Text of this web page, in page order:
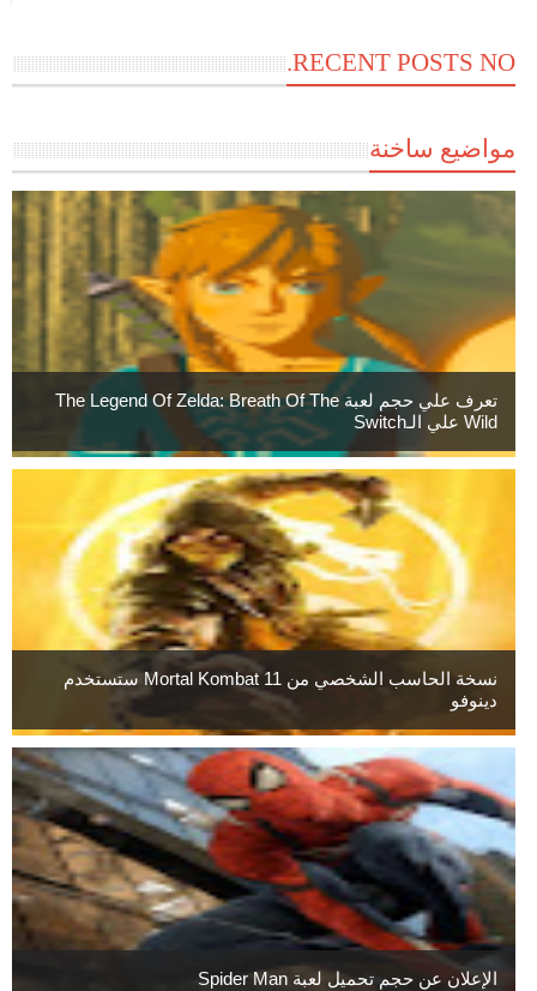
RECENT POSTS NO.
مواضيع ساخنة
تعرف علي حجم لعبة The Legend Of Zelda: Breath Of The
Wild علي الـSwitch
نسخة الحاسب الشخصي من Mortal Kombat 11 ستستخدم
دينوفو
الإعلان عن حجم تحميل لعبة Spider Man